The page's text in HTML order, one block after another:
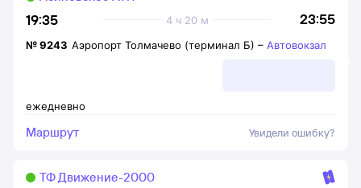
19:35 23:55
4 ч 20 м
ежедневно
№9243 Аэропорт Толмачево (терминал Б) – Автовокзал
Маршрут Увидели ошибку?
ТФ Движение-2000